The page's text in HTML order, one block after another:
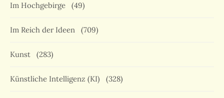
Im Hochgebirge (49)
Im Reich der Ideen (709)
Kunst (283)
Künstliche Intelligenz (KI) (328)